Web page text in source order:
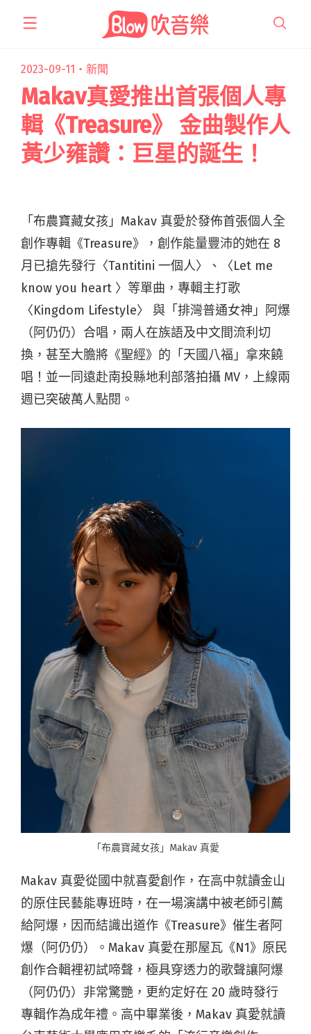
2023-09-11・ 新聞
Makav真愛推出首張個人專
輯《Treasure》 金曲製作人
黃少雍讚：巨星的誕生！
「布農寶藏女孩」Makav 真愛於發佈首張個人全
創作專輯《Treasure》，創作能量豐沛的她在 8
月已搶先發行〈Tantitini 一個人〉、〈Let me
know you heart 〉等單曲，專輯主打歌
〈Kingdom Lifestyle〉 與「排灣普通女神」阿爆
（阿仍仍）合唱，兩人在族語及中文間流利切
換，甚至大膽將《聖經》的「天國八福」拿來饒
唱！並一同遠赴南投縣地利部落拍攝 MV，上線兩
週已突破萬人點閱。
「布農寶藏女孩」Makav 真愛
Makav 真愛從國中就喜愛創作，在高中就讀金山
的原住民藝能專班時，在一場演講中被老師引薦
給阿爆，因而結識出道作《Treasure》催生者阿
爆（阿仍仍）。Makav 真愛在那屋瓦《N1》原民
創作合輯裡初試啼聲，極具穿透力的歌聲讓阿爆
（阿仍仍）非常驚艷，更約定好在 20 歲時發行
專輯作為成年禮。高中畢業後，Makav 真愛就讀